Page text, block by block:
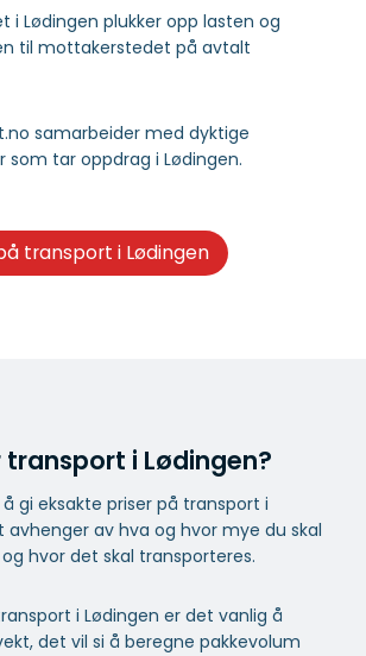
i Lødingen plukker opp lasten og
til mottakerstedet på avtalt
samarbeider med dyktige
tar oppdrag i Lødingen.
transport i Lødingen
i Lødingen?
gi eksakte priser på transport i
avhenger av hva og hvor mye du skal
hvor det skal transporteres.
i Lødingen er det vanlig å
det vil si å beregne pakkevolum